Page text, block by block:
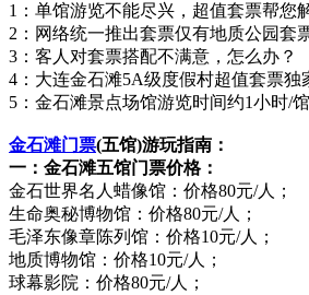
1：单馆游览不能尽兴，超值套票帮您
2：网络统一推出套票仅有地质公园套
3：客人对套票搭配不满意，怎么办？
4：大连金石滩5A级度假村超值套票独
5：金石滩景点场馆游览时间约1小时/
金石滩门票(五馆)游玩指南：
一：金石滩五馆门票价格：
金石世界名人蜡像馆：价格80元/人；
生命奥秘博物馆：价格80元/人；
毛泽东像章陈列馆：价格10元/人；
地质博物馆：价格10元/人；
球幕影院：价格80元/人；